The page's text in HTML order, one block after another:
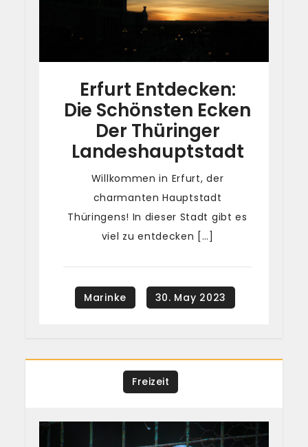
Erfurt Entdecken:
Die Schönsten Ecken
Der Thüringer
Landeshauptstadt
Willkommen in Erfurt, der
charmanten Hauptstadt
Thüringens! In dieser Stadt gibt es
viel zu entdecken […]
Freizeit